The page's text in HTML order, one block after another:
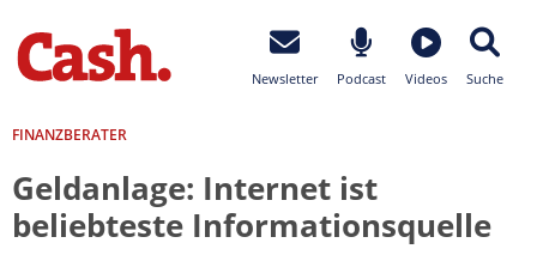
Newsletter Podcast Videos Suche
FINANZBERATER
Geldanlage: Internet ist
beliebteste Informationsquelle